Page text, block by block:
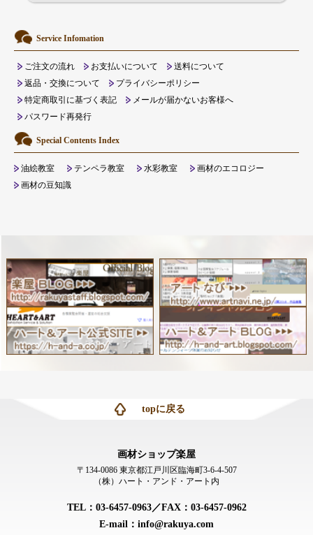
Service Infomation
ご注文の流れ お支払いについて
送料について
返品・交換について
プライバシーポリシー
特定商取引に基づく表記
メールが届かないお客様へ
パスワード再発行
Special Contents Index
油絵教室 テンペラ教室 水彩教室
画材のエコロジー
画材の豆知識
topに戻る
画材ショップ楽屋
〒134-0086 東京都江戸川区臨海町3-6-4-507
（株）ハート・アンド・アート内
TEL：03-6457-0963／FAX：03-6457-0962
E-mail：info@rakuya.com